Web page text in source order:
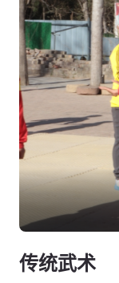
传统武术